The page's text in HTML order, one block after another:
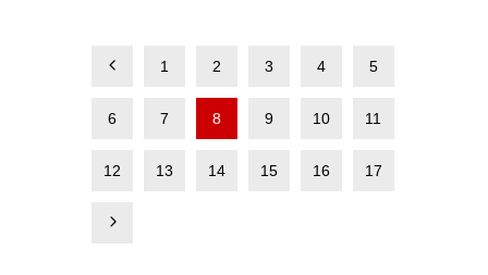
1 2 3 4 5
6 7 8 9 10 11
12 13 14 15 16 17